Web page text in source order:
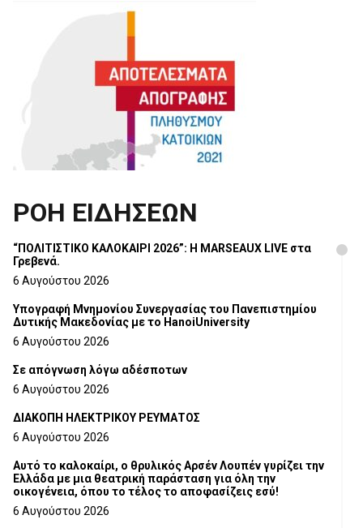
ΡΟΗ ΕΙΔΗΣΕΩΝ
“ΠΟΛΙΤΙΣΤΙΚΟ ΚΑΛΟΚΑΙΡΙ 2026”: Η MARSEAUX LIVE στα
Γρεβενά.
6 Αυγούστου 2026
Υπογραφή Μνημονίου Συνεργασίας του Πανεπιστημίου
Δυτικής Μακεδονίας με το HanoiUniversity
6 Αυγούστου 2026
Σε απόγνωση λόγω αδέσποτων
6 Αυγούστου 2026
ΔΙΑΚΟΠΗ ΗΛΕΚΤΡΙΚΟΥ ΡΕΥΜΑΤΟΣ
6 Αυγούστου 2026
Αυτό το καλοκαίρι, ο θρυλικός Αρσέν Λουπέν γυρίζει την
Ελλάδα με μια θεατρική παράσταση για όλη την
οικογένεια, όπου το τέλος το αποφασίζεις εσύ!
6 Αυγούστου 2026